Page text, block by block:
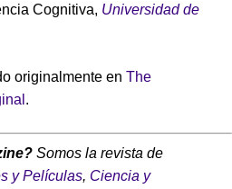
Cognitiva, Universidad de
originalmente en The
.
Somos la revista de
y Películas, Ciencia y